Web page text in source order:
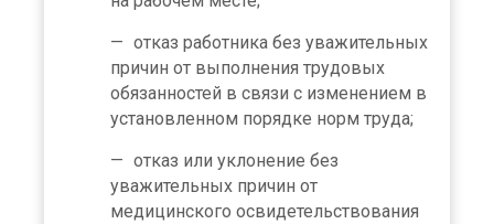
отказ работника без уважительных
причин от выполнения трудовых
обязанностей в связи с изменением в
установленном порядке норм труда;
отказ или уклонение без
уважительных причин от
медицинского освидетельствования